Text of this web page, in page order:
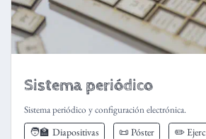
Sistema periódico
Sistema periódico y configuración electrónica.
🧑‍🏫 Diapositivas 📜 Póster ✏️